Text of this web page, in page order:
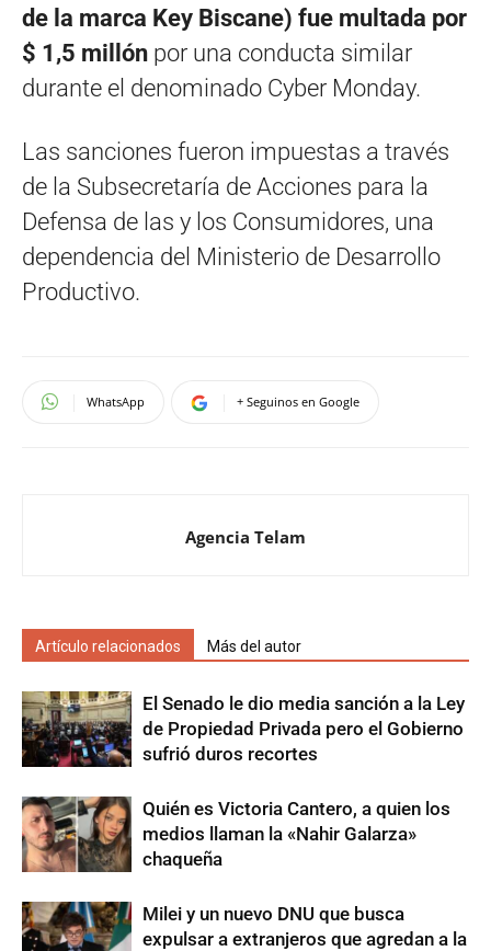
de la marca Key Biscane) fue multada por
$ 1,5 millón por una conducta similar
durante el denominado Cyber Monday.
Las sanciones fueron impuestas a través
de la Subsecretaría de Acciones para la
Defensa de las y los Consumidores, una
dependencia del Ministerio de Desarrollo
Productivo.
WhatsApp + Seguinos en Google
Agencia Telam
Artículo relacionados Más del autor
El Senado le dio media sanción a la Ley
de Propiedad Privada pero el Gobierno
sufrió duros recortes
Quién es Victoria Cantero, a quien los
medios llaman la «Nahir Galarza»
chaqueña
Milei y un nuevo DNU que busca
expulsar a extranjeros que agredan a la